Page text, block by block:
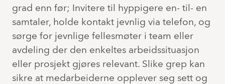
grad enn før; Invitere til hyppigere en- til- en
samtaler, holde kontakt jevnlig via telefon, og
sørge for jevnlige fellesmøter i team eller
avdeling der den enkeltes arbeidssituasjon
eller prosjekt gjøres relevant. Slike grep kan
sikre at medarbeiderne opplever seg sett og